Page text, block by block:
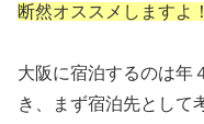
断然オススメ しますよ！
大阪に宿泊するのは年
き、まず宿泊先として